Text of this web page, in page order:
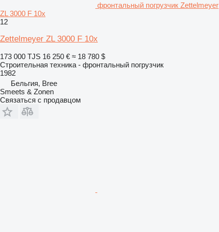
фронтальный погрузчик Zettelmeyer
ZL 3000 F 10x
12
Zettelmeyer ZL 3000 F 10x
173 000 TJS 16 250 € ≈ 18 780 $
Строительная техника - фронтальный погрузчик
1982
Бельгия, Bree
Smeets & Zonen
Связаться с продавцом